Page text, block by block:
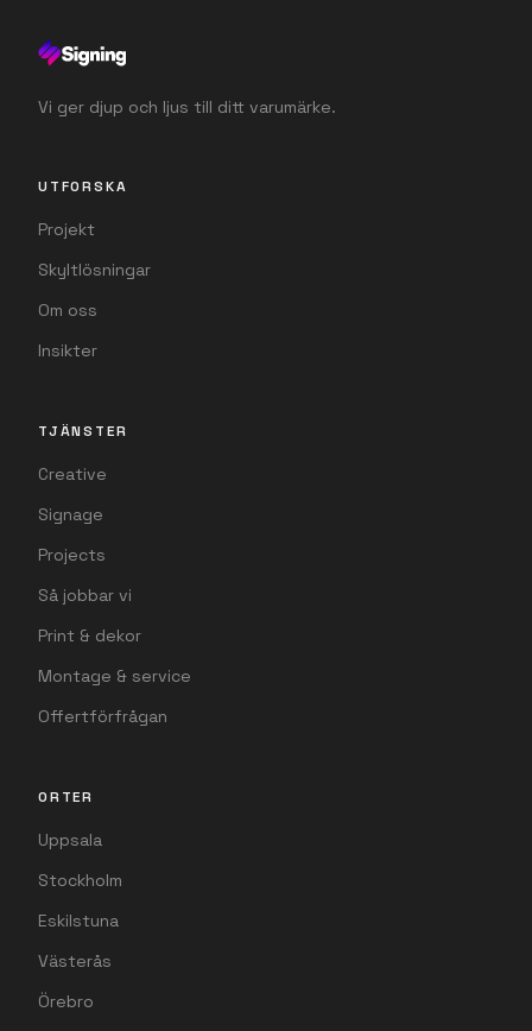
Vi ger djup och ljus till ditt varumärke.
UTFORSKA
Projekt
Skyltlösningar
Om oss
Insikter
TJÄNSTER
Creative
Signage
Projects
Så jobbar vi
Print & dekor
Montage & service
Offertförfrågan
ORTER
Uppsala
Stockholm
Eskilstuna
Västerås
Örebro